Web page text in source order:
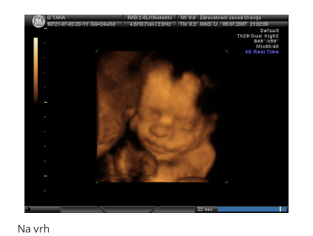
Na vrh